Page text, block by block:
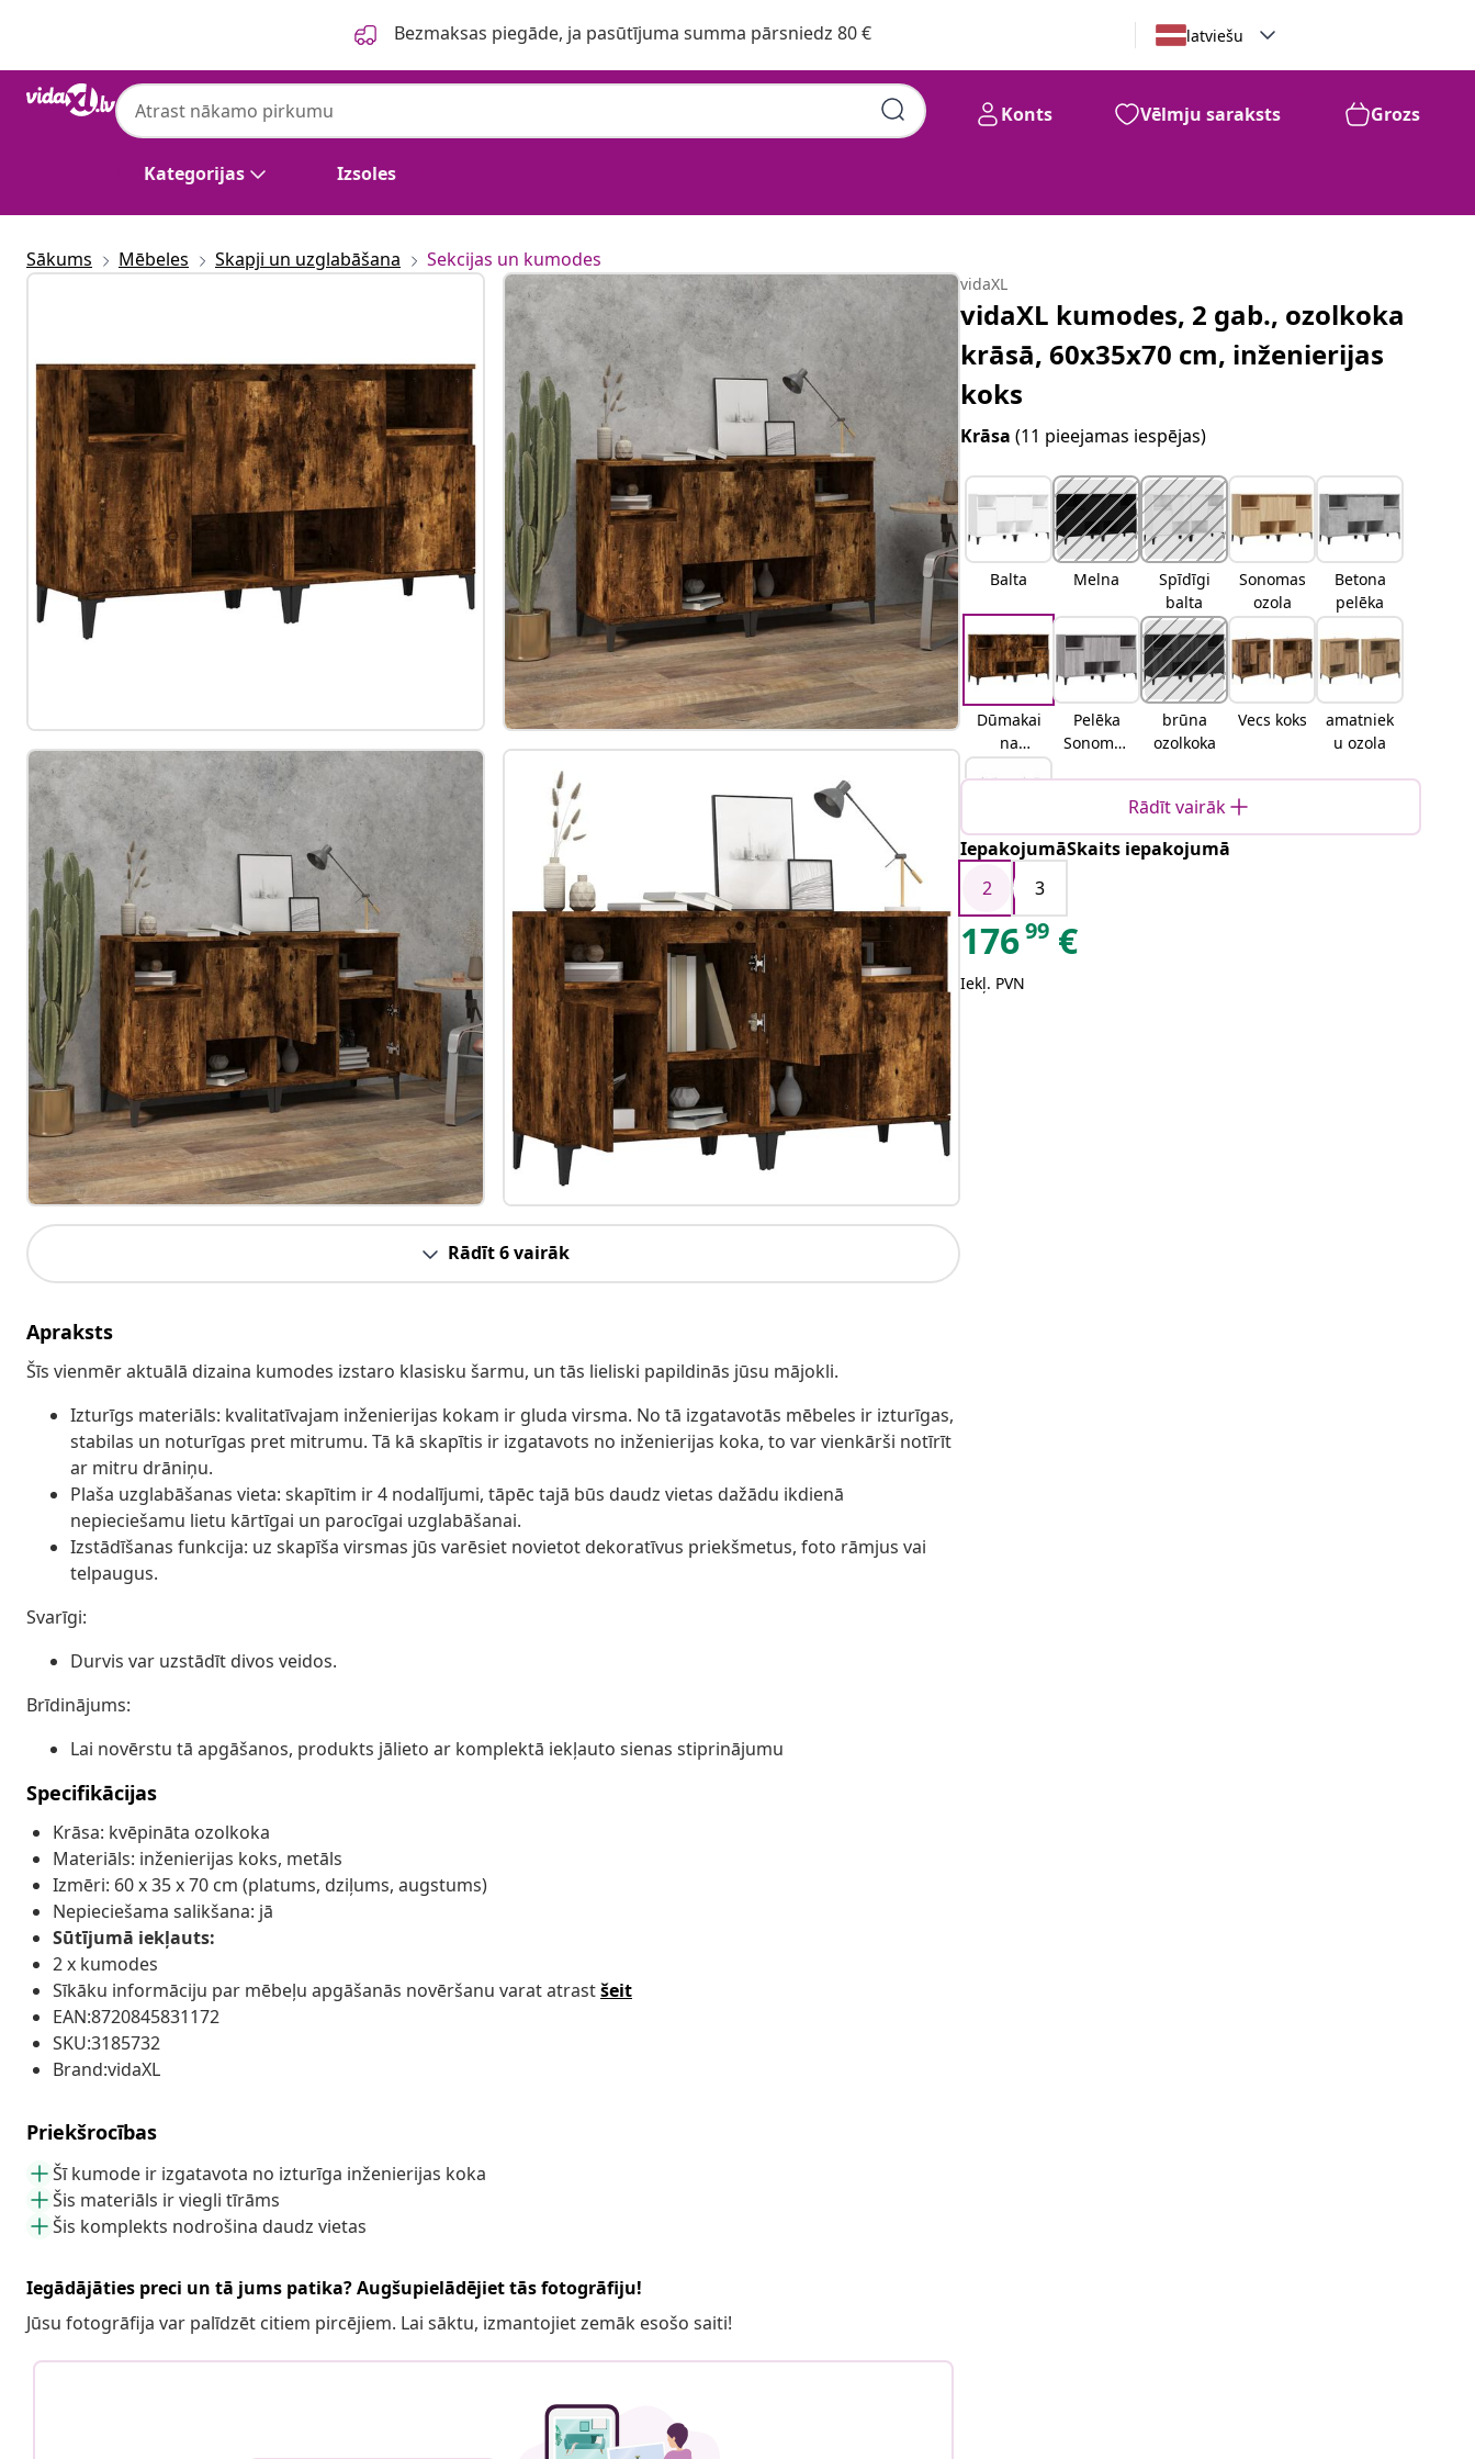
Bezmaksas piegāde, ja pasūtījuma summa pārsniedz 80 € latviešu
Kategorijas Izsoles
Konts Vēlmju saraksts Grozs
Sākums Mēbeles Skapji un uzglabāšana Sekcijas un kumodes
Rādīt 6 vairāk
Apraksts
Šīs vienmēr aktuālā dizaina kumodes izstaro klasisku šarmu, un tās lieliski papildinās jūsu mājokli.
Izturīgs materiāls: kvalitatīvajam inženierijas kokam ir gluda virsma. No tā izgatavotās mēbeles ir izturīgas,
stabilas un noturīgas pret mitrumu. Tā kā skapītis ir izgatavots no inženierijas koka, to var vienkārši notīrīt
ar mitru drāniņu.
Plaša uzglabāšanas vieta: skapītim ir 4 nodalījumi, tāpēc tajā būs daudz vietas dažādu ikdienā
nepieciešamu lietu kārtīgai un parocīgai uzglabāšanai.
Izstādīšanas funkcija: uz skapīša virsmas jūs varēsiet novietot dekoratīvus priekšmetus, foto rāmjus vai
telpaugus.
Svarīgi:
Durvis var uzstādīt divos veidos.
Brīdinājums:
Lai novērstu tā apgāšanos, produkts jālieto ar komplektā iekļauto sienas stiprinājumu
Specifikācijas
Krāsa: kvēpināta ozolkoka
Materiāls: inženierijas koks, metāls
Izmēri: 60 x 35 x 70 cm (platums, dziļums, augstums)
Nepieciešama salikšana: jā
Sūtījumā iekļauts:
2 x kumodes
Sīkāku informāciju par mēbeļu apgāšanās novēršanu varat atrastšeit
EAN:8720845831172
SKU:3185732
Brand:vidaXL
Priekšrocības
Šī kumode ir izgatavota no izturīga inženierijas koka
Šis materiāls ir viegli tīrāms
Šis komplekts nodrošina daudz vietas
Iegādājāties preci un tā jums patika? Augšupielādējiet tās fotogrāfiju!
Jūsu fotogrāfija var palīdzēt citiem pircējiem. Lai sāktu, izmantojiet zemāk esošo saiti!
vidaXL
vidaXL kumodes, 2 gab., ozolkoka
krāsā, 60x35x70 cm, inženierijas
koks
Krāsa(11 pieejamas iespējas)
Balta Melna
Spīdīgi
balta
Sonomas
ozola
Betona
pelēka
Dūmakai
na
ozolkoka
Pelēka
Sonomas
brūna
ozolkoka
Vecs koks
amatniek
u ozola
Melns
ozols
Rādīt vairāk
IepakojumāSkaits iepakojumā
2
3
17699 €
Iekļ. PVN